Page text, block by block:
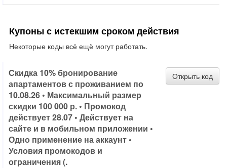
Купоны с истекшим сроком действия
Некоторые коды всё ещё могут работать.
Скидка 10% бронирование
апартаментов с проживанием по
10.08.26 • Максимальный размер
скидки 100 000 р. • Промокод
действует 28.07 • Действует на
сайте и в мобильном приложении •
Одно применение на аккаунт •
Условия промокодов и
ограничения (.
Открыть код